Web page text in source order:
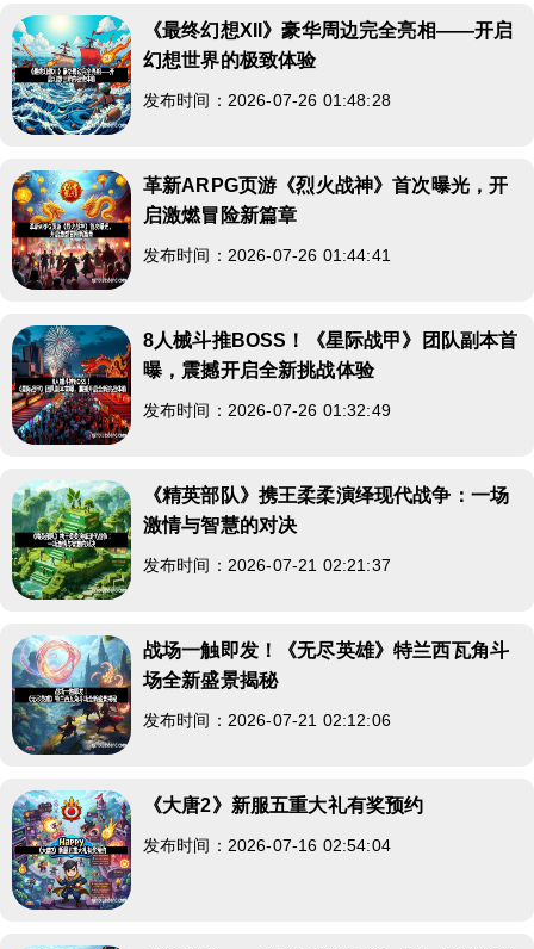
《最终幻想XII》豪华周边完全亮相——开启
幻想世界的极致体验
发布时间：2026-07-26 01:48:28
革新ARPG页游《烈火战神》首次曝光，开
启激燃冒险新篇章
发布时间：2026-07-26 01:44:41
8人械斗推BOSS！《星际战甲》团队副本首
曝，震撼开启全新挑战体验
发布时间：2026-07-26 01:32:49
《精英部队》携王柔柔演绎现代战争：一场
激情与智慧的对决
发布时间：2026-07-21 02:21:37
战场一触即发！《无尽英雄》特兰西瓦角斗
场全新盛景揭秘
发布时间：2026-07-21 02:12:06
《大唐2》新服五重大礼有奖预约
发布时间：2026-07-16 02:54:04